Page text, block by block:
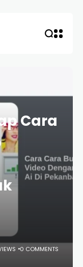
Cara
0 COMMENTS